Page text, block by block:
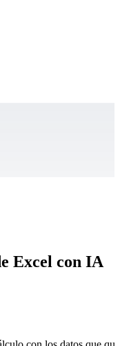
Excel con IA